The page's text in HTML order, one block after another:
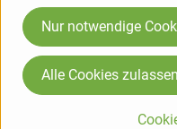
Pfeffer würzen und mit
Unser Test:Super
Sonnenblumenkerne
noch mit etwas Sahne
Nur notwendige
Alle Cookies zulassen